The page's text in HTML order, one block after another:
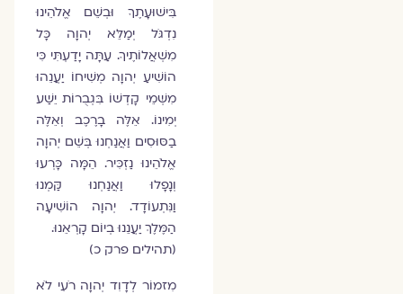
בִּישׁוּעָתֶךָ וּבְשֵׁם אֱלֹהֵינוּ
נִדְגֹּל יְמַלֵּא יְהוָה כָּל
מִשְׁאֲלוֹתֶיךָ. עַתָּה יָדַעְתִּי כִּי
הוֹשִׁיעַ יְהוָה מְשִׁיחוֹ יַעֲנֵהוּ
מִשְּׁמֵי קָדְשׁוֹ בִּגְבֻרוֹת יֵשַׁע
יְמִינוֹ. אֵלֶּה בָרֶכֶב וְאֵלֶּה
בַסּוּסִים וַאֲנַחְנוּ בְּשֵׁם יְהוָה
אֱלֹהֵינוּ נַזְכִּיר. הֵמָּה כָּרְעוּ
וְנָפָלוּ וַאֲנַחְנוּ קַּמְנוּ
וַנִּתְעוֹדָד. יְהוָה הוֹשִׁיעָה
הַמֶּלֶךְ יַעֲנֵנוּ בְיוֹם קָרְאֵנוּ.
(תהילים פרק כ)
מִזמוֹר לְדָוִד יְהוָה רֹעִי לֹא